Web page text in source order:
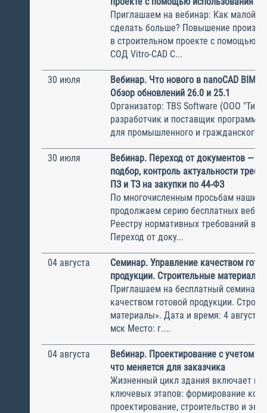
Приглашаем на вебинар: Как малой
сделать больше? Повышение
в строительном проекте с помощью
СОД Vitro-CAD С...
30 июля
Вебинар. Что нового в nanoCAD BIM
Обзор обновлений 26.0 и 25.1
Организатор: TBS Software (ООО
разработчик и поставщик
для промышленного и гражданского
30 июля
Вебинар. Переход от документов — к
подбор, контроль актуальности
ПЗ и ТЗ на закупки по 44-ФЗ
По многочисленным просьбам наших
продолжаем серию бесплатных
Реестру нормативных требований в
Переход от доку...
04 августа
Семинар. Управление качеством
продукции. Строительные материалы
Приглашаем на бесплатный семинар
качеством готовой продукции.
материалы». Дата и время: 4 августа,
мск Место: г....
04 августа
Вебинар. Проектирование с учетом
что меняется для заказчика
Жизненный цикл здания включает
ключевых этапов: формирование
проектирование, строительство и